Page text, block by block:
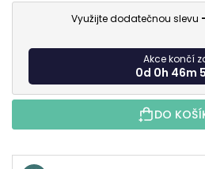
Využijte dodatečnou slevu
Akce končí
0d 0h 46m
DO